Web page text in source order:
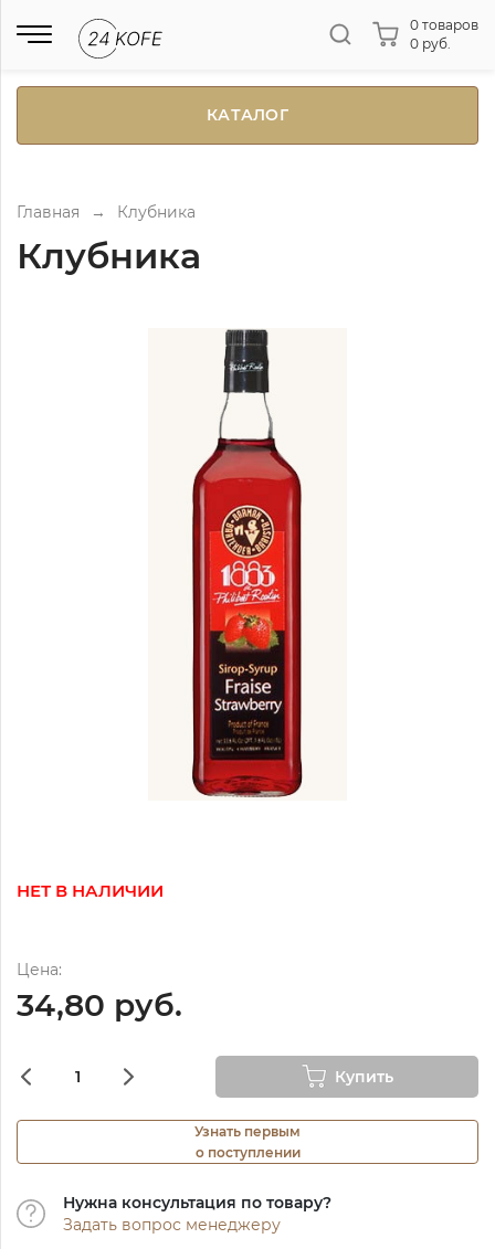
0 товаров
0 руб.
КАТАЛОГ
Главная → Клубника
Клубника
НЕТ В НАЛИЧИИ
Цена:
34,80 руб.
Купить
Узнать первым
о поступлении
Нужна консультация по товару?
Задать вопрос менеджеру